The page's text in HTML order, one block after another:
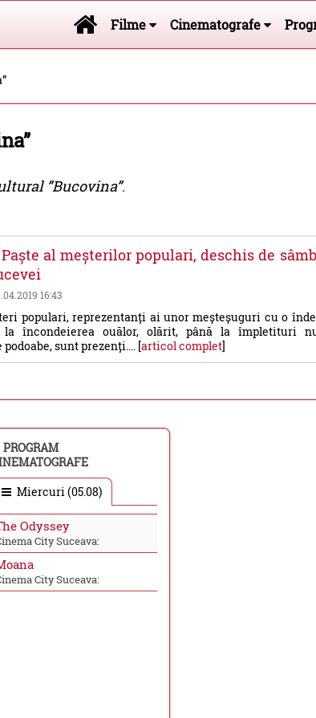
Filme Cinematografe
”Bucovina”.
al meșterilor populari, deschis de
16:43
populari, reprezentanți ai unor meșteșuguri cu o
încondeierea ouălor, olărit, până la împletituri
sunt prezenți.... [articol complet]
PROGRAM
Miercuri (05.08)
Odyssey
City Suceava:
City Suceava: